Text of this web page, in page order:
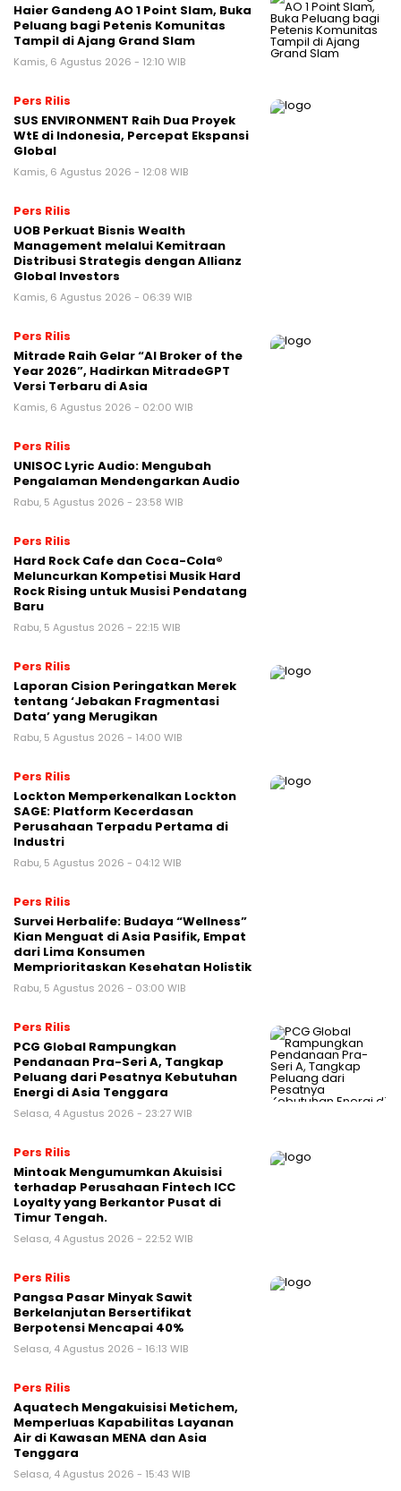
Haier Gandeng AO 1 Point Slam, Buka
Peluang bagi Petenis Komunitas
Tampil di Ajang Grand Slam
Kamis, 6 Agustus 2026 - 12:10 WIB
Pers Rilis
SUS ENVIRONMENT Raih Dua Proyek
WtE di Indonesia, Percepat Ekspansi
Global
Kamis, 6 Agustus 2026 - 12:08 WIB
Pers Rilis
UOB Perkuat Bisnis Wealth
Management melalui Kemitraan
Distribusi Strategis dengan Allianz
Global Investors
Kamis, 6 Agustus 2026 - 06:39 WIB
Pers Rilis
Mitrade Raih Gelar “AI Broker of the
Year 2026”, Hadirkan MitradeGPT
Versi Terbaru di Asia
Kamis, 6 Agustus 2026 - 02:00 WIB
Pers Rilis
UNISOC Lyric Audio: Mengubah
Pengalaman Mendengarkan Audio
Rabu, 5 Agustus 2026 - 23:58 WIB
Pers Rilis
Hard Rock Cafe dan Coca-Cola®
Meluncurkan Kompetisi Musik Hard
Rock Rising untuk Musisi Pendatang
Baru
Rabu, 5 Agustus 2026 - 22:15 WIB
Pers Rilis
Laporan Cision Peringatkan Merek
tentang ‘Jebakan Fragmentasi
Data’ yang Merugikan
Rabu, 5 Agustus 2026 - 14:00 WIB
Pers Rilis
Lockton Memperkenalkan Lockton
SAGE: Platform Kecerdasan
Perusahaan Terpadu Pertama di
Industri
Rabu, 5 Agustus 2026 - 04:12 WIB
Pers Rilis
Survei Herbalife: Budaya “Wellness”
Kian Menguat di Asia Pasifik, Empat
dari Lima Konsumen
Memprioritaskan Kesehatan Holistik
Rabu, 5 Agustus 2026 - 03:00 WIB
Pers Rilis
PCG Global Rampungkan
Pendanaan Pra-Seri A, Tangkap
Peluang dari Pesatnya Kebutuhan
Energi di Asia Tenggara
Selasa, 4 Agustus 2026 - 23:27 WIB
Pers Rilis
Mintoak Mengumumkan Akuisisi
terhadap Perusahaan Fintech ICC
Loyalty yang Berkantor Pusat di
Timur Tengah.
Selasa, 4 Agustus 2026 - 22:52 WIB
Pers Rilis
Pangsa Pasar Minyak Sawit
Berkelanjutan Bersertifikat
Berpotensi Mencapai 40%
Selasa, 4 Agustus 2026 - 16:13 WIB
Pers Rilis
Aquatech Mengakuisisi Metichem,
Memperluas Kapabilitas Layanan
Air di Kawasan MENA dan Asia
Tenggara
Selasa, 4 Agustus 2026 - 15:43 WIB